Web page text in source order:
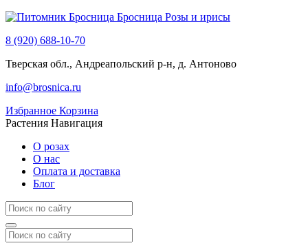
Бросница Розы и ирисы
8 (920) 688-10-70
Тверская обл., Андреапольский р-н, д. Антоново
info@brosnica.ru
Избранное Корзина
Растения Навигация
О розах
О нас
Оплата и доставка
Блог